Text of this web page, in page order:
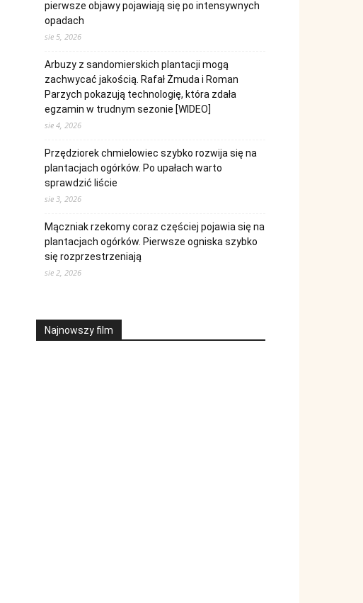
pierwsze objawy pojawiają się po intensywnych
opadach
sie 5, 2026
Arbuzy z sandomierskich plantacji mogą
zachwycać jakością. Rafał Żmuda i Roman
Parzych pokazują technologię, która zdała
egzamin w trudnym sezonie [WIDEO]
sie 4, 2026
Przędziorek chmielowiec szybko rozwija się na
plantacjach ogórków. Po upałach warto
sprawdzić liście
sie 3, 2026
Mączniak rzekomy coraz częściej pojawia się na
plantacjach ogórków. Pierwsze ogniska szybko
się rozprzestrzeniają
sie 2, 2026
Najnowszy film